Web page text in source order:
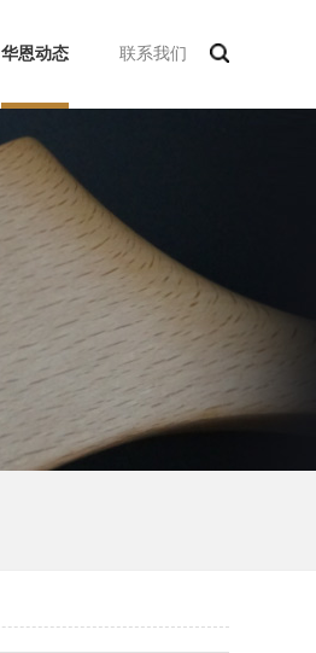
华恩动态 联系我们